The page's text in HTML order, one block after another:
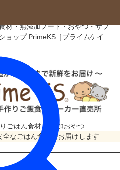
材・無添加フード・おやつ・サプ
ョップ PrimeKS［プライムケイ
ごはん食材
無添加おやつ
なごはん食材をお届けします